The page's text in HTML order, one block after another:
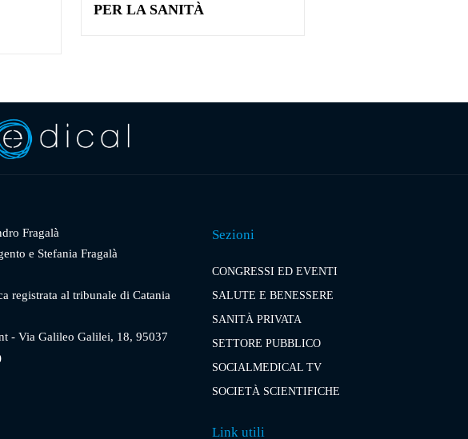
PER LA SANITÀ
Fragalà
e Stefania Fragalà
registrata al tribunale di Catania
- Via Galileo Galilei, 18, 95037
Sezioni
CONGRESSI ED EVENTI
SALUTE E BENESSERE
SANITÀ PRIVATA
SETTORE PUBBLICO
SOCIALMEDICAL TV
SOCIETÀ SCIENTIFICHE
Link utili